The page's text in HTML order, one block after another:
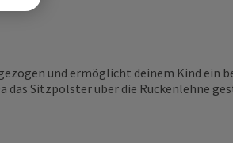
und ermöglicht deinem Kind
Sitzpolster über die Rückenlehne